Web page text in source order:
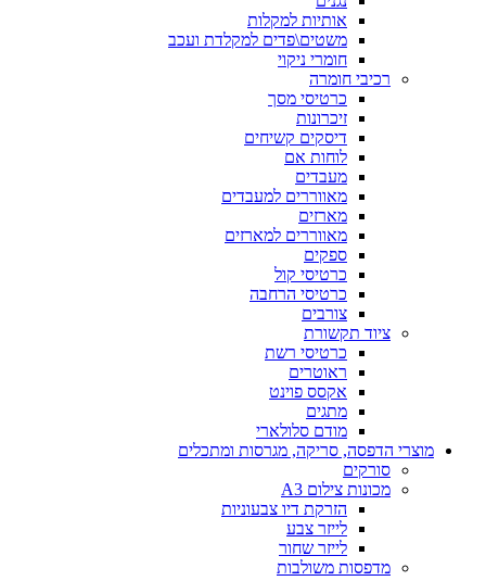
אותיות למקלות
משטים\פדים למקלדת ועכב
חומרי ניקוי
רכיבי חומרה
כרטיסי מסך
זיכרונות
דיסקים קשיחים
לוחות אם
מעבדים
מאווררים למעבדים
מארזים
מאווררים למארזים
ספקים
כרטיסי קול
כרטיסי הרחבה
צורבים
ציוד תקשורת
כרטיסי רשת
ראוטרים
אקסס פוינט
מתגים
מודם סלולארי
מוצרי הדפסה, סריקה, מגרסות ומתכלים
סורקים
מכונות צילום A3
הזרקת דיו צבעוניות
לייזר צבע
לייזר שחור
מדפסות משולבות